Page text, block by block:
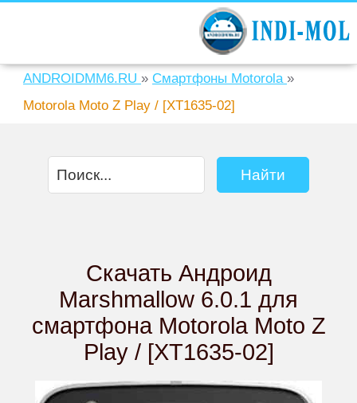
ANDROIDMM6.RU » Смартфоны Motorola »
Motorola Moto Z Play / [XT1635-02]
Скачать Андроид
Marshmallow 6.0.1 для
смартфона Motorola Moto Z
Play / [XT1635-02]